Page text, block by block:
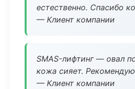
естественно. Спасибо
— Клиент компании
SMAS-лифтинг — овал
кожа сияет.
— Клиент компании